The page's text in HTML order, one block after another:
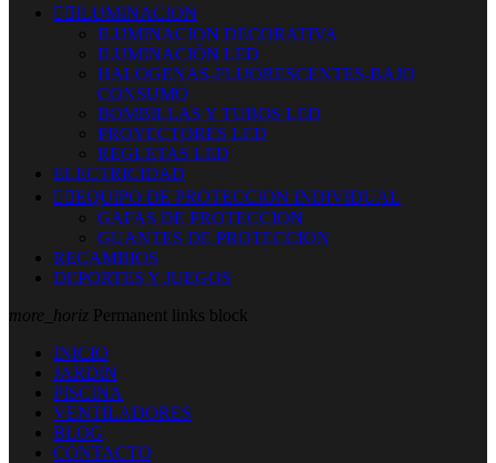
 ILUMINACION
ILUMINACION DECORATIVA
ILUMINACIÓN LED
HALOGENAS-FLUORESCENTES-BAJO
CONSUMO
BOMBILLAS Y TUBOS LED
PROYECTORES LED
REGLETAS LED
ELECTRICIDAD
 EQUIPO DE PROTECCION INDIVIDUAL
GAFAS DE PROTECCION
GUANTES DE PROTECCION
RECAMBIOS
DEPORTES Y JUEGOS
more_horiz Permanent links block
INICIO
JARDIN
PISCINA
VENTILADORES
BLOG
CONTACTO